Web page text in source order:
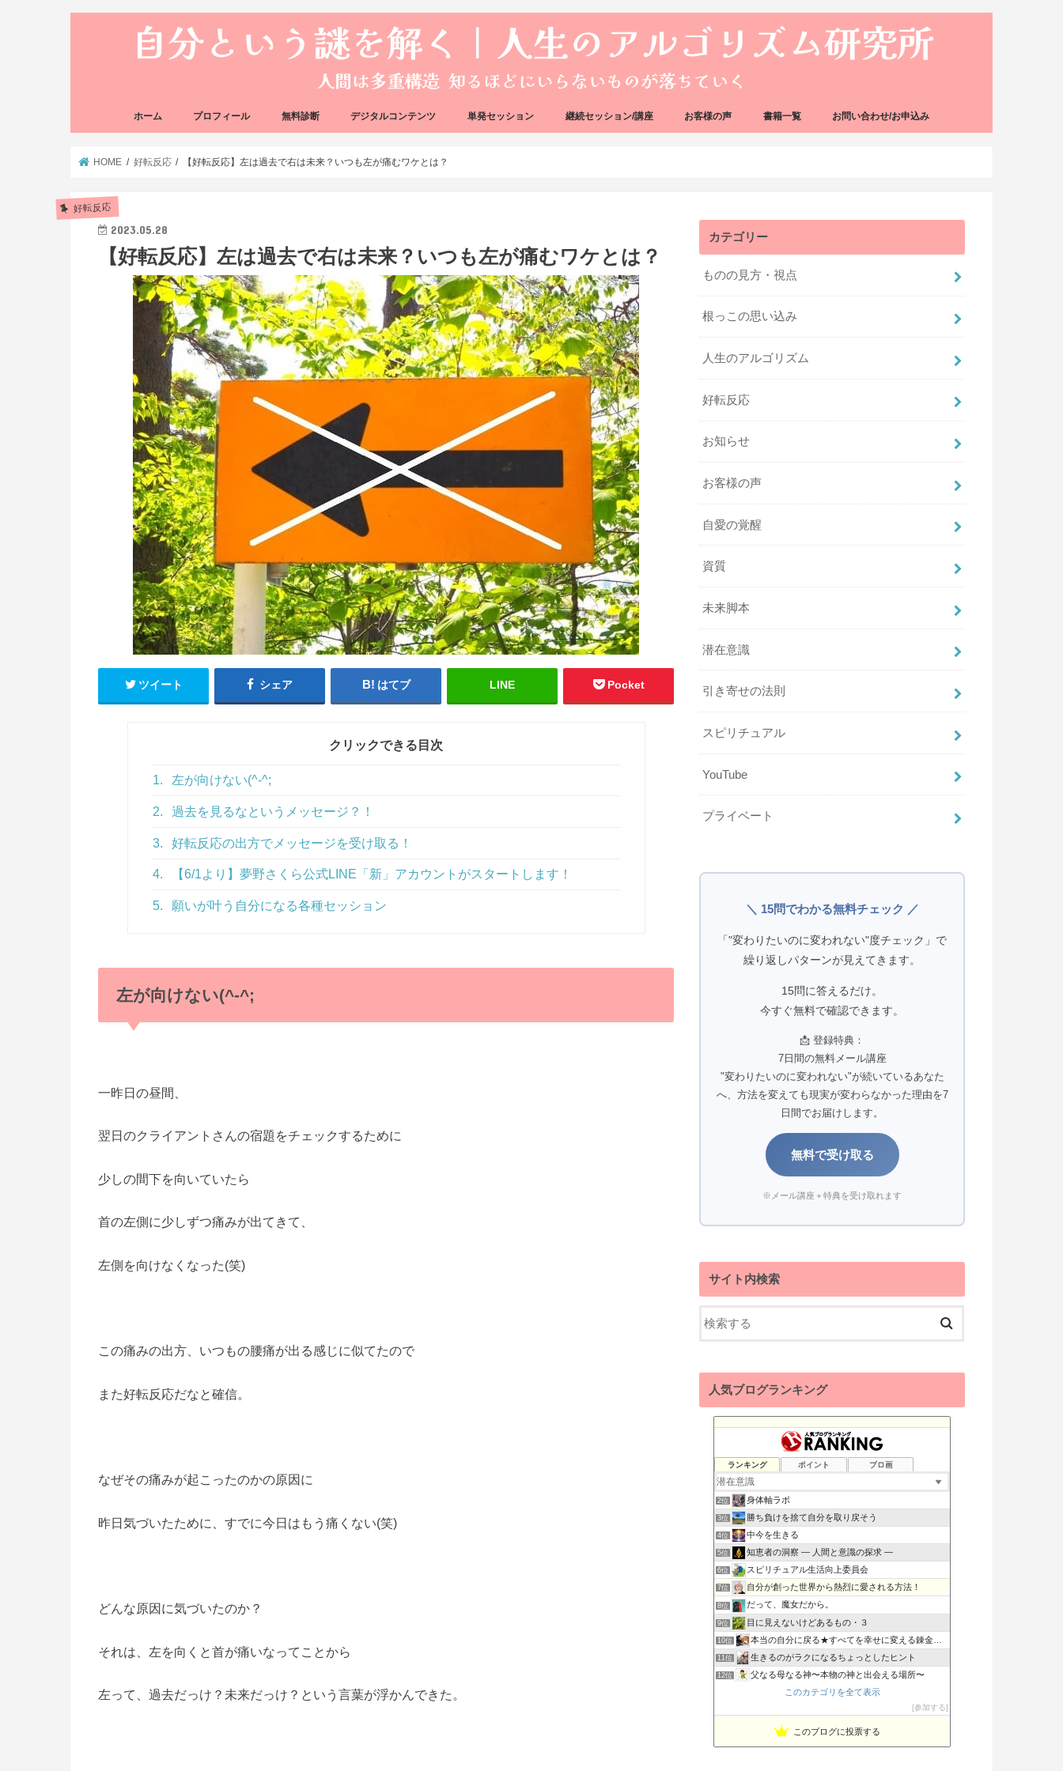
ホーム プロフィール 無料診断 デジタルコンテンツ 単発セッション 継続セッション/講座 お客様の声 書籍一覧 お問い合わせ/お申込み
HOME 好転反応 【好転反応】左は過去で右は未来？いつも左が痛むワケとは？
好転反応
2023.05.28
【好転反応】左は過去で右は未来？いつも左が痛むワケとは？
ツイート シェア はてブ LINE Pocket
クリックできる目次
1. 左が向けない(^-^;
2. 過去を見るなというメッセージ？！
3. 好転反応の出方でメッセージを受け取る！
4. 【6/1より】夢野さくら公式LINE「新」アカウントがスタートします！
5. 願いが叶う自分になる各種セッション
左が向けない(^-^;
一昨日の昼間、
翌日のクライアントさんの宿題をチェックするために
少しの間下を向いていたら
首の左側に少しずつ痛みが出てきて、
左側を向けなくなった(笑)
この痛みの出方、いつもの腰痛が出る感じに似てたので
また好転反応だなと確信。
なぜその痛みが起こったのかの原因に
昨日気づいたために、すでに今日はもう痛くない(笑)
どんな原因に気づいたのか？
それは、左を向くと首が痛いなってことから
左って、過去だっけ？未来だっけ？という言葉が浮かんできた。
カテゴリー
ものの見方・視点
根っこの思い込み
人生のアルゴリズム
好転反応
お知らせ
お客様の声
自愛の覚醒
資質
未来脚本
潜在意識
引き寄せの法則
スピリチュアル
YouTube
プライベート
＼ 15問でわかる無料チェック ／
「"変わりたいのに変われない"度チェック」で
繰り返しパターンが見えてきます。
15問に答えるだけ。
今すぐ無料で確認できます。
📩 登録特典：
7日間の無料メール講座
"変わりたいのに変われない"が続いているあなた
へ、方法を変えても現実が変わらなかった理由を7
日間でお届けします。
無料で受け取る
※メール講座＋特典を受け取れます
サイト内検索
人気ブログランキング
ランキング ポイント ブロ画
1位 道（万物の源）に返る動き〜一輪の九つ花「老子の道と徳」が咲く
2位 身体軸ラボ
3位 勝ち負けを捨て自分を取り戻そう
4位 中今を生きる
5位 知恵者の洞察 ― 人間と意識の探求 ―
6位 スピリチュアル生活向上委員会
7位 自分が創った世界から熱烈に愛される方法！
8位 だって、魔女だから。
9位 目に見えないけどあるもの・３
10位 本当の自分に戻る★すべてを幸せに変える錬金術★
11位 生きるのがラクになるちょっとしたヒント
12位 父なる母なる神〜本物の神と出会える場所〜
潜在意識と仲良くなって、引き寄せる！
意識の旅研究所 銀河教室
このカテゴリを全て表示
参加する
このブログに投票する